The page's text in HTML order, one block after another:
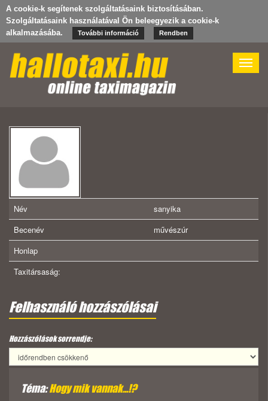
A cookie-k segítenek szolgáltatásaink biztosításában.
Szolgáltatásaink használatával Ön beleegyezik a cookie-k
alkalmazásába.
További információ Rendben
Toggle
Név
sanyika
Becenév
művészúr
Honlap
Taxitársaság:
Felhasználó hozzászólásai
Hozzászólások sorrendje:
Téma:Hogy mik vannak...!?